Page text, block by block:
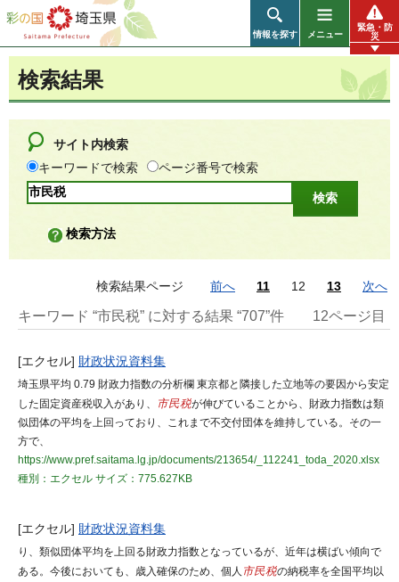
彩の国 埼玉県
情報を探す メニュー
緊急・防
災
検索結果
サイト内検索
キーワードで検索
ページ番号で検索
検索方法
検索結果ページ 前へ 11 12 13 次へ
キーワード “市民税” に対する結果 “707”件 12ページ目
[エクセル] 財政状況資料集
埼玉県平均 0.79 財政力指数の分析欄 東京都と隣接した立地等の要因から安定
した固定資産税収入があり、
市民税が伸びていることから、財政力指数は類
似団体の平均を上回っており、これまで不交付団体を維持している。その一
方で、
https://www.pref.saitama.lg.jp/documents/213654/_112241_toda_2020.xlsx
種別：エクセル サイズ：775.627KB
[エクセル] 財政状況資料集
り、類似団体平均を上回る財政力指数となっているが、近年は横ばい傾向で
ある。今後においても、歳入確保のため、個人 市民税の納税率を全国平均以